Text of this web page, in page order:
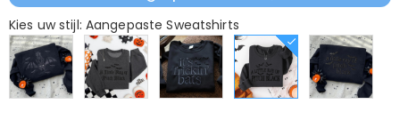
Kies uw stijl: Aangepaste Sweatshirts